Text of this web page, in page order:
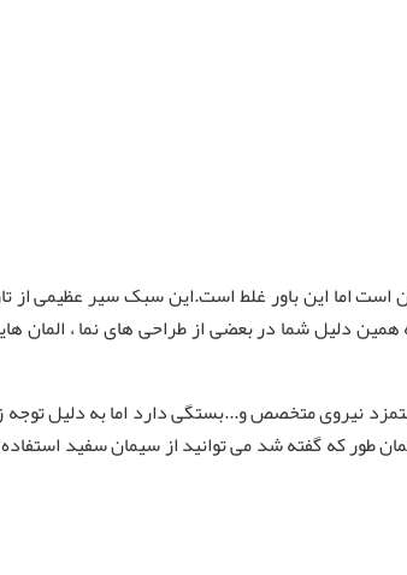
اما این باور غلط است.این سبک سیر عظیمی از
دلیل شما در بعضی از طراحی های نما ، المان
نیروی متخصص و...بستگی دارد اما به دلیل توجه
که گفته شد می توانید از سیمان سفید استفاده